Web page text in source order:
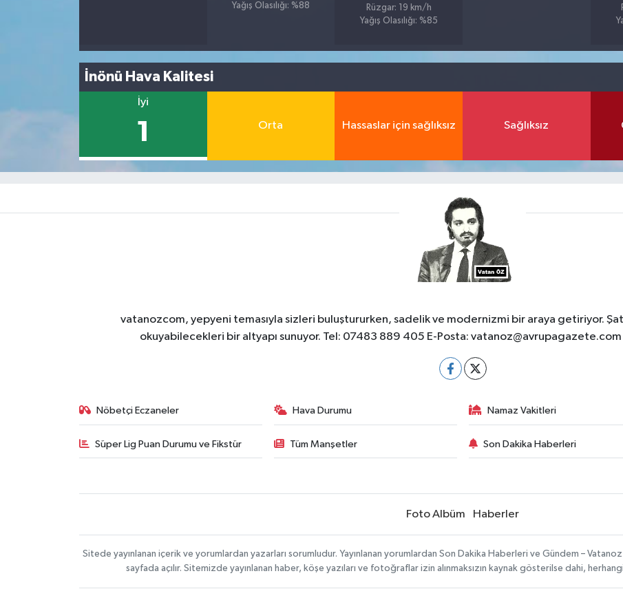
Yağış Olasılığı: %88
Rüzgar: 19 km/h
Yağış Olasılığı: %85
İnönü Hava Kalitesi
İyi
1 Orta Hassaslar için sağlıksız Sağlıksız
vatanozcom, yepyeni temasıyla sizleri buluştururken, sadelik ve modernizmi bir araya getiriyor.
okuyabilecekleri bir altyapı sunuyor. Tel: 07483 889 405 E-Posta: vatanoz@avrupagazete.com
Nöbetçi Eczaneler Hava Durumu Namaz Vakitleri
Süper Lig Puan Durumu ve Fikstür Tüm Manşetler Son Dakika Haberleri
Foto Albüm Haberler
Sitede yayınlanan içerik ve yorumlardan yazarları sorumludur. Yayınlanan yorumlardan Son Dakika Haberleri ve Gündem –
sayfada açılır. Sitemizde yayınlanan haber, köşe yazıları ve fotoğraflar izin alınmaksızın kaynak gösterilse dahi,